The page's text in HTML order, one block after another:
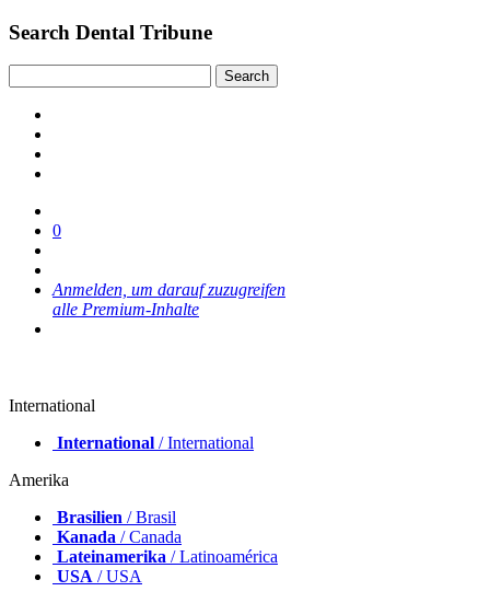
Search Dental Tribune
0
Anmelden, um darauf zuzugreifen
alle Premium-Inhalte
International
International / International
Amerika
Brasilien / Brasil
Kanada / Canada
Lateinamerika / Latinoamérica
USA / USA